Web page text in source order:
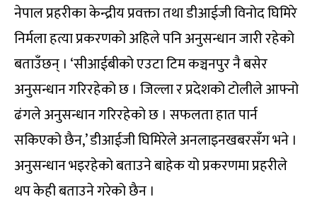
नेपाल प्रहरीका केन्द्रीय प्रवक्ता तथा डीआईजी विनोद घिमिरे
निर्मला हत्या प्रकरणको अहिले पनि अनुसन्धान जारी रहेको
बताउँछन् । ‘सीआईबीको एउटा टिम कञ्चनपुर नै बसेर
अनुसन्धान गरिरहेको छ । जिल्ला र प्रदेशको टोलीले आफ्नो
ढंगले अनुसन्धान गरिरहेको छ । सफलता हात पार्न
सकिएको छैन,’ डीआईजी घिमिरेले अनलाइनखबरसँग भने ।
अनुसन्धान भइरहेको बताउने बाहेक यो प्रकरणमा प्रहरीले
थप केही बताउने गरेको छैन ।